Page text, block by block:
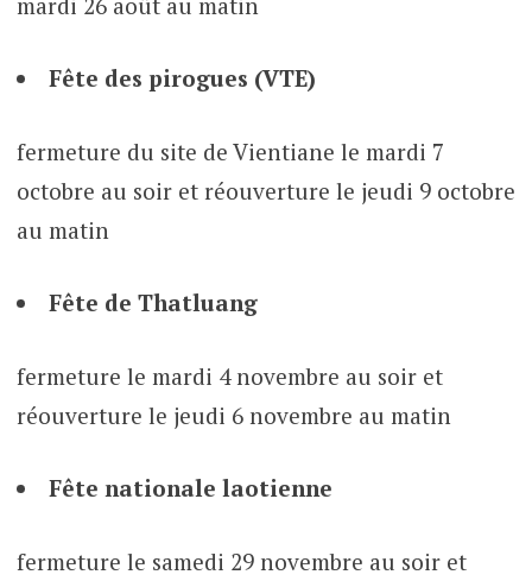
Fête des pirogues (VTE)
fermeture du site de Vientiane le mardi 7
octobre au soir et réouverture le jeudi 9 octobre
au matin
Fête de Thatluang
fermeture le mardi 4 novembre au soir et
réouverture le jeudi 6 novembre au matin
Fête nationale laotienne
fermeture le samedi 29 novembre au soir et